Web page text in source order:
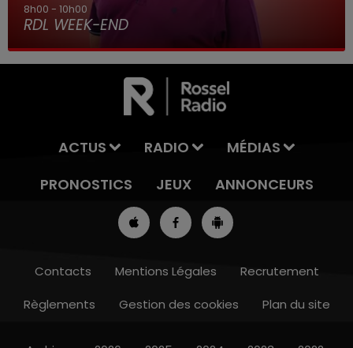
11h00 - 12h00
8h00 - 10h00
RDL WEEK-END
ACTUS RADIO
MÉDIAS
PRONOSTICS
JEUX ANNONCEURS
Contacts Mentions Légales
Recrutement
Règlements
Gestion des cookies Plan du site